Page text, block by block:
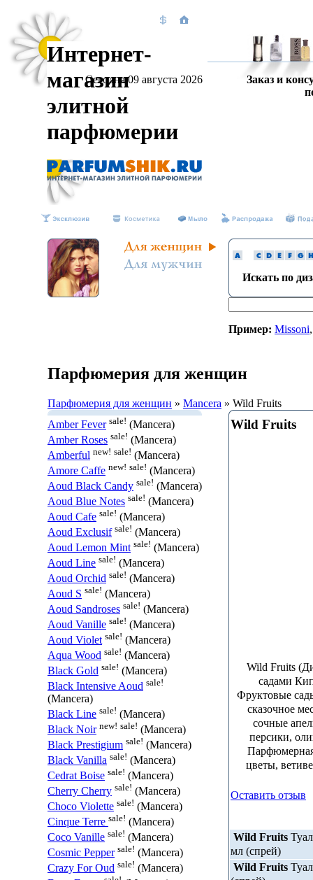
Интернет-
магазин
элитной
парфюмерии
Сегодня 09 августа 2026
Заказ и
Искать по
Пример: Missoni
Парфюмерия для женщин
Парфюмерия для женщин » Mancera » Wild Fruits
Amber Fever sale! (Mancera)
Amber Roses sale! (Mancera)
Amberful new! sale! (Mancera)
Amore Caffe new! sale! (Mancera)
Aoud Black Candy sale! (Mancera)
Aoud Blue Notes sale! (Mancera)
Aoud Cafe sale! (Mancera)
Aoud Exclusif sale! (Mancera)
Aoud Lemon Mint sale! (Mancera)
Aoud Line sale! (Mancera)
Aoud Orchid sale! (Mancera)
Aoud S sale! (Mancera)
Aoud Sandroses sale! (Mancera)
Aoud Vanille sale! (Mancera)
Aoud Violet sale! (Mancera)
Aqua Wood sale! (Mancera)
Black Gold sale! (Mancera)
Black Intensive Aoud sale!
(Mancera)
Black Line sale! (Mancera)
Black Noir new! sale! (Mancera)
Black Prestigium sale! (Mancera)
Black Vanilla sale! (Mancera)
Cedrat Boise sale! (Mancera)
Cherry Cherry sale! (Mancera)
Choco Violette sale! (Mancera)
Cinque Terre sale! (Mancera)
Coco Vanille sale! (Mancera)
Cosmic Pepper sale! (Mancera)
Crazy For Oud sale! (Mancera)
Wild Fruits
Wild Fruits
садами
Фруктовые
сказочное
сочные
персики,
цветы,
Оставить отзыв
Wild Fruits
мл (спрей)
Wild Fruits